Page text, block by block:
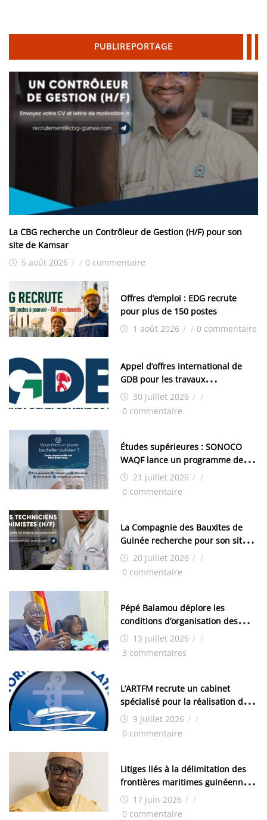
PUBLIREPORTAGE
La CBG recherche un Contrôleur de Gestion (H/F) pour son
site de Kamsar
5 août 2026 / / 0 commentaire
Offres d’emploi : EDG recrute
pour plus de 150 postes
1 août 2026 / / 0 commentaire
Appel d’offres international de
GDB pour les travaux
d’aménagement de la zone
industrielle de FANDJE (PAZIF)
30 juillet 2026 / /
0 commentaire
Études supérieures : SONOCO
WAQF lance un programme de
bourses pour la Malaisie
21 juillet 2026 / /
0 commentaire
La Compagnie des Bauxites de
Guinée recherche pour son site
de Kamsar des techniciens
chimistes (H/F)
20 juillet 2026 / /
0 commentaire
Pépé Balamou déplore les
conditions d’organisation des
examens nationaux : « Si ce sont
les élections, on trouve tous les
13 juillet 2026 / /
3 commentaires
L’ARTFM recrute un cabinet
spécialisé pour la réalisation des
études techniques
9 juillet 2026 / /
0 commentaire
Litiges liés à la délimitation des
frontières maritimes guinéennes:
Idrissa Chérif écrit au ministre
des Hydrocarbures
17 juin 2026 / /
0 commentaire